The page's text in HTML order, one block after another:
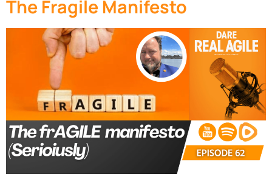
The Fragile Manifesto